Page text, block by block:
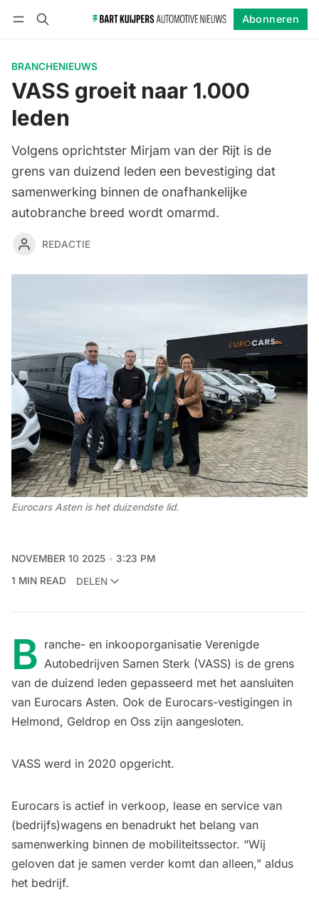
Abonneren
BRANCHENIEUWS
VASS groeit naar 1.000
leden
Volgens oprichtster Mirjam van der Rijt is de
grens van duizend leden een bevestiging dat
samenwerking binnen de onafhankelijke
autobranche breed wordt omarmd.
REDACTIE
Eurocars Asten is het duizendste lid.
NOVEMBER 10 2025
3:23 PM
1 MIN READ
DELEN
B ranche- en inkooporganisatie Verenigde
Autobedrijven Samen Sterk (VASS) is de grens
van de duizend leden gepasseerd met het aansluiten
van Eurocars Asten. Ook de Eurocars-vestigingen in
Helmond, Geldrop en Oss zijn aangesloten.
VASS werd in 2020 opgericht.
Eurocars is actief in verkoop, lease en service van
(bedrijfs)wagens en benadrukt het belang van
samenwerking binnen de mobiliteitssector. “Wij
geloven dat je samen verder komt dan alleen,” aldus
het bedrijf.